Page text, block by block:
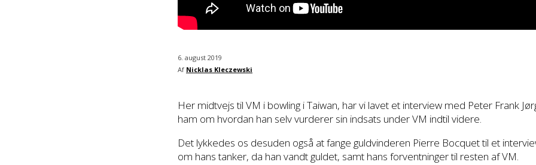
6. august 2019
Af Nicklas Kleczewski
Her midtvejs til VM i bowling i Taiwan, har vi lavet et interview med Peter Frank
ham om hvordan han selv vurderer sin indsats under VM indtil videre.
Det lykkedes os desuden også at fange guldvinderen Pierre Bocquet til et
om hans tanker, da han vandt guldet, samt hans forventninger til resten af VM.